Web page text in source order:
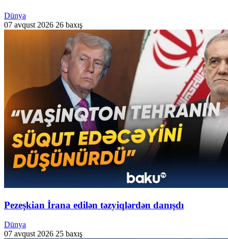
Dünya
07 avqust 2026 26 baxış
Pezeşkian İrana edilən təzyiqlərdən danışdı
Dünya
07 avqust 2026 25 baxış